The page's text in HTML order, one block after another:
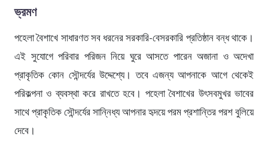
ভ্রমণ
পহেলা বৈশাখে সাধারণত সব ধরনের সরকারি-বেসরকারি প্রতিষ্ঠান বন্ধ থাকে।
এই সুযোগে পরিবার পরিজন নিয়ে ঘুরে আসতে পারেন অজানা ও অদেখা
প্রাকৃতিক কোন সৌন্দর্যের উদ্দেশ্যে। তবে এজন্য আপনাকে আগে থেকেই
পরিকল্পনা ও ব্যবস্থা করে রাখতে হবে। পহেলা বৈশাখের উৎসবমুখর ভাবের
সাথে প্রাকৃতিক সৌন্দর্যের সান্নিধ্য আপনার হৃদয়ে পরম প্রশান্তির পরশ বুলিয়ে
দেবে।